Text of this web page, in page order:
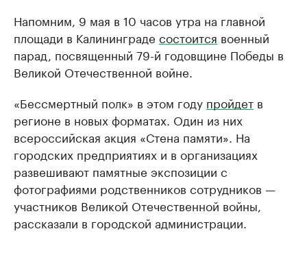
Напомним, 9 мая в 10 часов утра на главной
площади в Калининграде состоится военный
парад, посвященный 79-й годовщине Победы в
Великой Отечественной войне.
«Бессмертный полк» в этом году пройдет в
регионе в новых форматах. Один из них
всероссийская акция «Стена памяти». На
городских предприятиях и в организациях
развешивают памятные экспозиции с
фотографиями родственников сотрудников —
участников Великой Отечественной войны,
рассказали в городской администрации.